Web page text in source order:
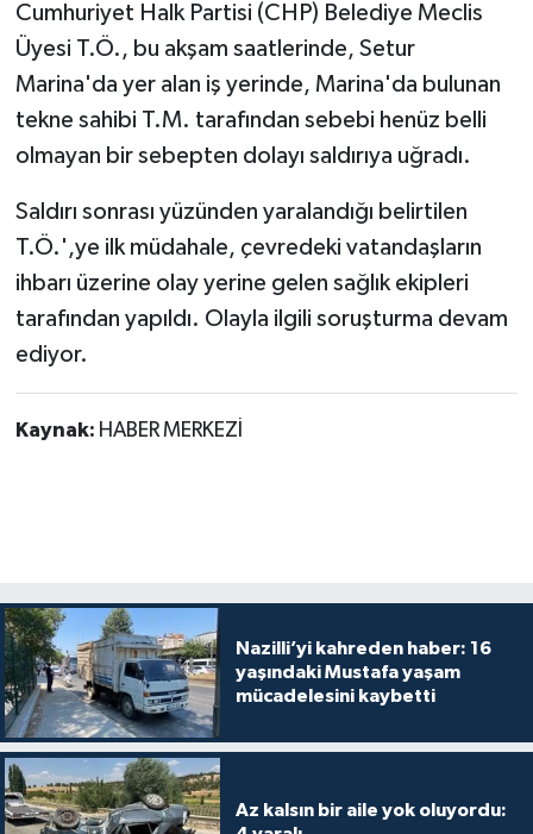
Cumhuriyet Halk Partisi (CHP) Belediye Meclis
Üyesi T.Ö., bu akşam saatlerinde, Setur
Marina'da yer alan iş yerinde, Marina'da bulunan
tekne sahibi T.M. tarafından sebebi henüz belli
olmayan bir sebepten dolayı saldırıya uğradı.
Saldırı sonrası yüzünden yaralandığı belirtilen
T.Ö.',ye ilk müdahale, çevredeki vatandaşların
ihbarı üzerine olay yerine gelen sağlık ekipleri
tarafından yapıldı. Olayla ilgili soruşturma devam
ediyor.
Kaynak: HABER MERKEZİ
Nazilli’yi kahreden haber: 16
yaşındaki Mustafa yaşam
mücadelesini kaybetti
Az kalsın bir aile yok oluyordu: